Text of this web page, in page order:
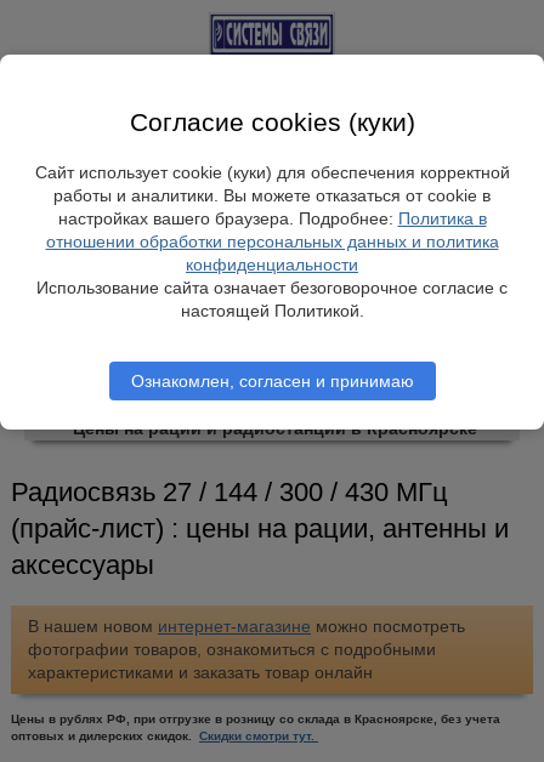
Системы Связи: г. Красноярск, ул. Весны, 2
Пн-Пт: 10:00–18:00
Мы на связи:
___
Телефон:+7-391-249-1040
Тел.|WA|Telegram: +79029904090
← В Системы Связи / на главную
Цены на рации и радиостанции в Красноярске
Радиосвязь 27 / 144 / 300 / 430 MГц
(прайс-лист) : цены на рации, антенны и
аксессуары
В нашем новом интернет-магазине можно посмотреть
фотографии товаров, ознакомиться с подробными
характеристиками и заказать товар онлайн
Цены в рублях РФ, при отгрузке в розницу со склада в Красноярске, без учета
оптовых и дилерских скидок. Скидки смотри тут.
Согласие cookies (куки)
Сайт использует cookie (куки) для обеспечения корректной
работы и аналитики. Вы можете отказаться от cookie в
настройках вашего браузера. Подробнее: Политика в
отношении обработки персональных данных и политика
конфиденциальности
Использование сайта означает безоговорочное согласие с
настоящей Политикой.
Ознакомлен, согласен и принимаю